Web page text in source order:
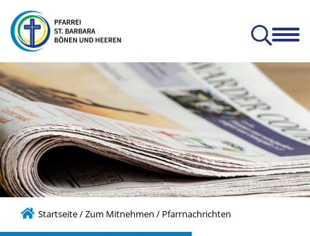
Startseite/Zum Mitnehmen / Pfarrnachrichten